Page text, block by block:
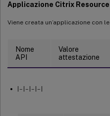
Applicazione Citrix Resource
Viene creata un’applicazione con
Nome
API
Valore
attestazione
| – | – | – | – |